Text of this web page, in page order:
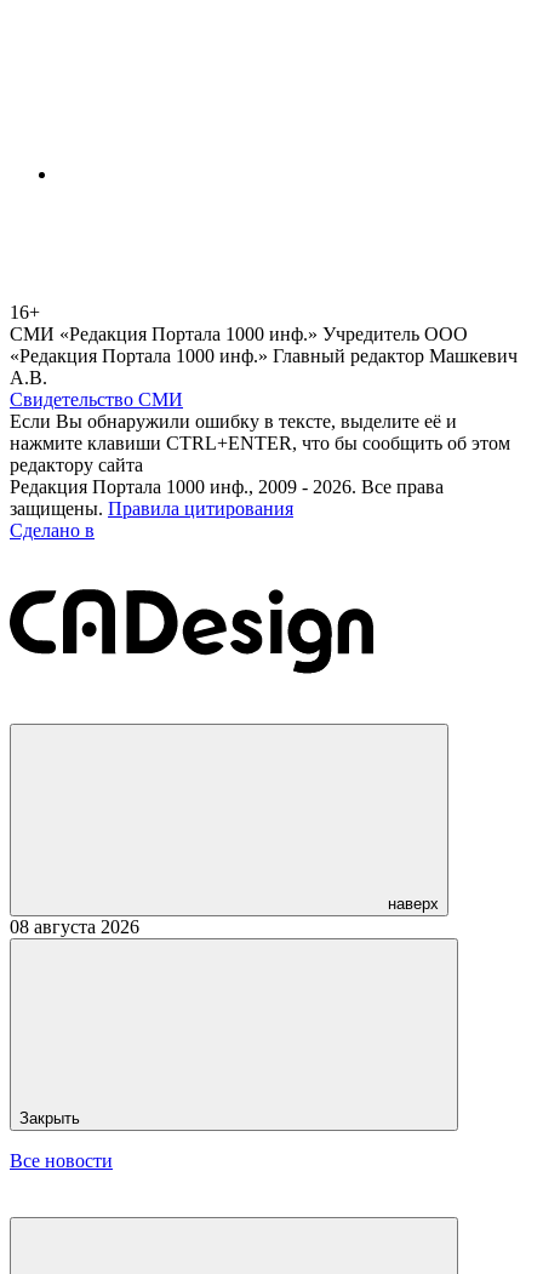
16+
СМИ «Редакция Портала 1000 инф.» Учредитель ООО
«Редакция Портала 1000 инф.» Главный редактор Машкевич
А.В.
Свидетельство СМИ
Если Вы обнаружили ошибку в тексте, выделите её и
нажмите клавиши CTRL+ENTER, что бы сообщить об этом
редактору сайта
Редакция Портала 1000 инф., 2009 - 2026. Все права
защищены. Правила цитирования
Сделано в
наверх
08 августа 2026
Закрыть
Все новости